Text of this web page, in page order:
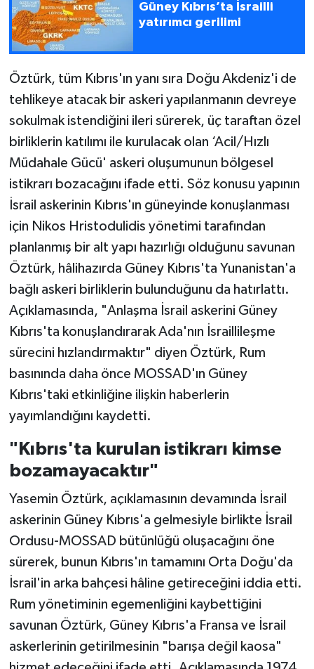
Güney Kıbrıs’ta İsrailli
yatırımcı gerilimi
Öztürk, tüm Kıbrıs'ın yanı sıra Doğu Akdeniz'i de
tehlikeye atacak bir askeri yapılanmanın devreye
sokulmak istendiğini ileri sürerek, üç taraftan özel
birliklerin katılımı ile kurulacak olan ‘Acil/Hızlı
Müdahale Gücü' askeri oluşumunun bölgesel
istikrarı bozacağını ifade etti. Söz konusu yapının
İsrail askerinin Kıbrıs'ın güneyinde konuşlanması
için Nikos Hristodulidis yönetimi tarafından
planlanmış bir alt yapı hazırlığı olduğunu savunan
Öztürk, hâlihazırda Güney Kıbrıs'ta Yunanistan'a
bağlı askeri birliklerin bulunduğunu da hatırlattı.
Açıklamasında, "Anlaşma İsrail askerini Güney
Kıbrıs'ta konuşlandırarak Ada'nın İsraillileşme
sürecini hızlandırmaktır" diyen Öztürk, Rum
basınında daha önce MOSSAD'ın Güney
Kıbrıs'taki etkinliğine ilişkin haberlerin
yayımlandığını kaydetti.
"Kıbrıs'ta kurulan istikrarı kimse
bozamayacaktır"
Yasemin Öztürk, açıklamasının devamında İsrail
askerinin Güney Kıbrıs'a gelmesiyle birlikte İsrail
Ordusu-MOSSAD bütünlüğü oluşacağını öne
sürerek, bunun Kıbrıs'ın tamamını Orta Doğu'da
İsrail'in arka bahçesi hâline getireceğini iddia etti.
Rum yönetiminin egemenliğini kaybettiğini
savunan Öztürk, Güney Kıbrıs'a Fransa ve İsrail
askerlerinin getirilmesinin "barışa değil kaosa"